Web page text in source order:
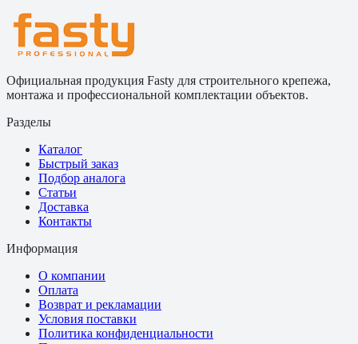
Официальная продукция Fasty для строительного крепежа,
монтажа и профессиональной комплектации объектов.
Разделы
Каталог
Быстрый заказ
Подбор аналога
Статьи
Доставка
Контакты
Информация
О компании
Оплата
Возврат и рекламации
Условия поставки
Политика конфиденциальности